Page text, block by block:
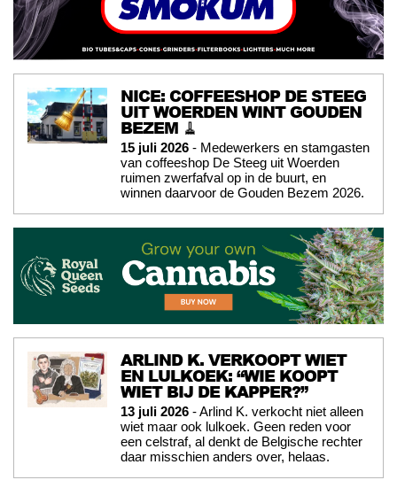
NICE: COFFEESHOP DE STEEG
UIT WOERDEN WINT GOUDEN
BEZEM 🧹
15 juli 2026 - Medewerkers en stamgasten
van coffeeshop De Steeg uit Woerden
ruimen zwerfafval op in de buurt, en
winnen daarvoor de Gouden Bezem 2026.
ARLIND K. VERKOOPT WIET
EN LULKOEK: “WIE KOOPT
WIET BIJ DE KAPPER?”
13 juli 2026 - Arlind K. verkocht niet alleen
wiet maar ook lulkoek. Geen reden voor
een celstraf, al denkt de Belgische rechter
daar misschien anders over, helaas.